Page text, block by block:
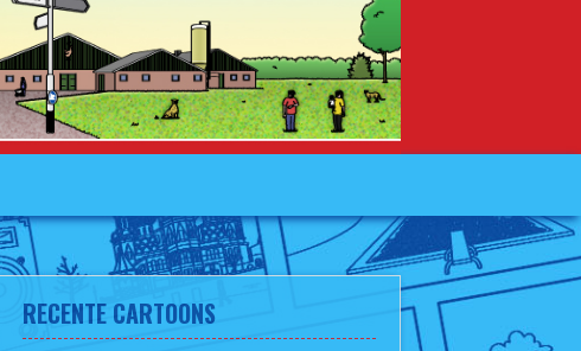
RECENTE CARTOONS